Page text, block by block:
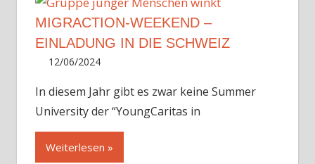
MIGRACTION-WEEKEND –
EINLADUNG IN DIE SCHWEIZ
12/06/2024
In diesem Jahr gibt es zwar keine Summer
University der “YoungCaritas in
Weiterlesen